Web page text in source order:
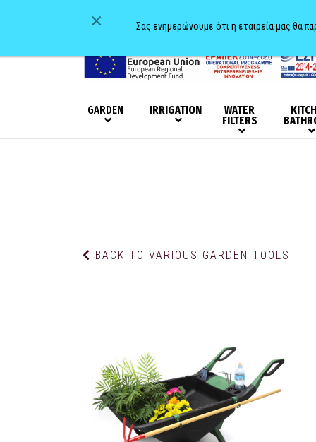
GARDEN IRRIGATION WATER
FILTERS
BACK TO VARIOUS GARDEN TOOLS
× Σας ενημερώνουμε ότι η εταιρεία μας θα